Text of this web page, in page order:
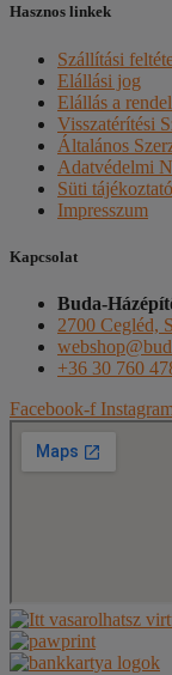
Hasznos linkek
Szállítási
Elállási jog
Elállás a
Visszatérítési
Általános
Adatvédelmi
Süti tájékoztató
Impresszum
Kapcsolat
Buda-
2700 Cegléd,
+36 30 760
Facebook-f